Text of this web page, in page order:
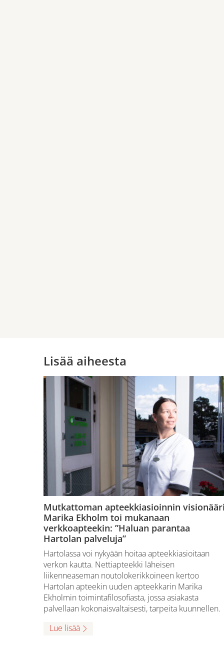
Lisää aiheesta
Mutkattoman apteekkiasioinnin visionääri
Marika Ekholm toi mukanaan
verkkoapteekin: ”Haluan parantaa
Hartolan palveluja”
Hartolassa voi nykyään hoitaa apteekkiasioitaan
verkon kautta. Nettiapteekki läheisen
liikenneaseman noutolokerikkoineen kertoo
Hartolan apteekin uuden apteekkarin Marika
Ekholmin toimintafilosofiasta, jossa asiakasta
palvellaan kokonaisvaltaisesti, tarpeita kuunnellen.
Lue lisää